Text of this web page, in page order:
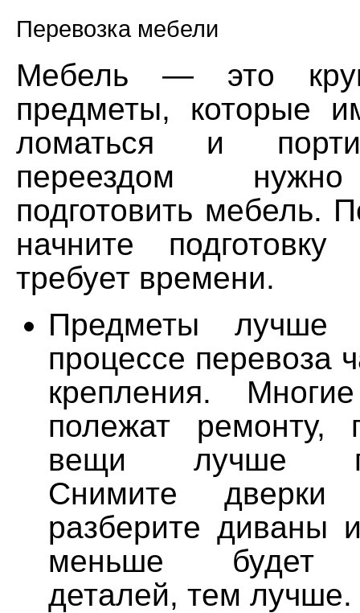
Перевозка мебели
Мебель — это
предметы, которые
ломаться и
переездом
подготовить мебель.
начните
требует времени.
Предметы лучше
процессе перевоза
крепления.
полежат ремонту,
вещи лучше
Снимите
разберите диваны
меньше будет
деталей, тем лучше.